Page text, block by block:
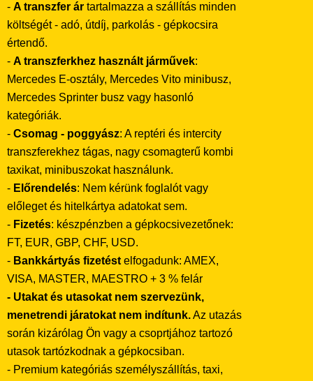
- A transzfer ár tartalmazza a szállítás minden
költségét - adó, útdíj, parkolás - gépkocsira
értendő.
- A transzferkhez használt járművek:
Mercedes E-osztály, Mercedes Vito minibusz,
Mercedes Sprinter busz vagy hasonló
kategóriák.
- Csomag - poggyász: A reptéri és intercity
transzferekhez tágas, nagy csomagterű kombi
taxikat, minibuszokat használunk.
- Előrendelés: Nem kérünk foglalót vagy
előleget és hitelkártya adatokat sem.
- Fizetés: készpénzben a gépkocsivezetőnek:
FT, EUR, GBP, CHF, USD.
- Bankkártyás fizetést elfogadunk: AMEX,
VISA, MASTER, MAESTRO + 3 % felár
- Utakat és utasokat nem szervezünk,
menetrendi járatokat nem indítunk.Az utazás
során kizárólag Ön vagy a csoprtjához tartozó
utasok tartózkodnak a gépkocsiban.
- Premium kategóriás személyszállítás, taxi,